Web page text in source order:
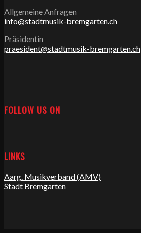
Allgemeine Anfragen
info@stadtmusik-bremgarten.ch
Präsidentin
praesident@stadtmusik-bremgarten.ch
FOLLOW US ON
LINKS
Aarg. Musikverband (AMV)
Stadt Bremgarten